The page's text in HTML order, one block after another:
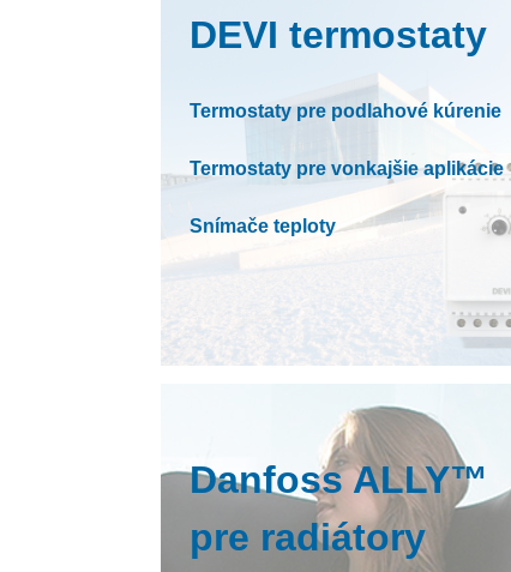
DEVI termostaty
Termostaty pre podlahové kúrenie
Termostaty pre vonkajšie aplikácie
Snímače teploty
Danfoss ALLY™
pre radiátory